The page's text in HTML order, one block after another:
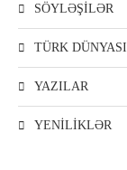
SÖYLƏŞİLƏR
TÜRK DÜNYASI
YAZILAR
YENİLİKLƏR